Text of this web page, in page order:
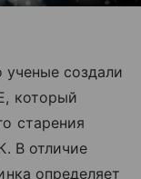
ученые создали
который
старения
В отличие
определяет